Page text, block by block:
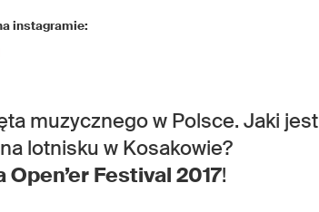
instagramie:
muzycznego w Polsce. Jaki jest
lotnisku w Kosakowie?
Open’er Festival 2017!